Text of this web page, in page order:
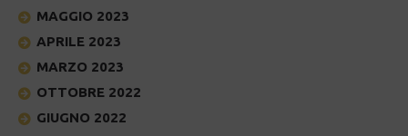
MAGGIO 2023
APRILE 2023
MARZO 2023
OTTOBRE 2022
GIUGNO 2022